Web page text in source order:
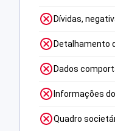
Dívidas,
Detalhamento
Dados
Informações
Quadro